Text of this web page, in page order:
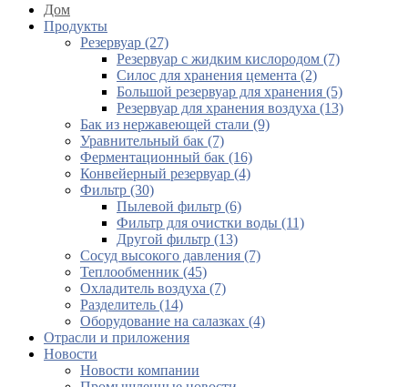
Дом
Продукты
Резервуар (27)
Резервуар с жидким кислородом (7)
Силос для хранения цемента (2)
Большой резервуар для хранения (5)
Резервуар для хранения воздуха (13)
Бак из нержавеющей стали (9)
Уравнительный бак (7)
Ферментационный бак (16)
Конвейерный резервуар (4)
Фильтр (30)
Пылевой фильтр (6)
Фильтр для очистки воды (11)
Другой фильтр (13)
Сосуд высокого давления (7)
Теплообменник (45)
Охладитель воздуха (7)
Разделитель (14)
Оборудование на салазках (4)
Отрасли и приложения
Новости
Новости компании